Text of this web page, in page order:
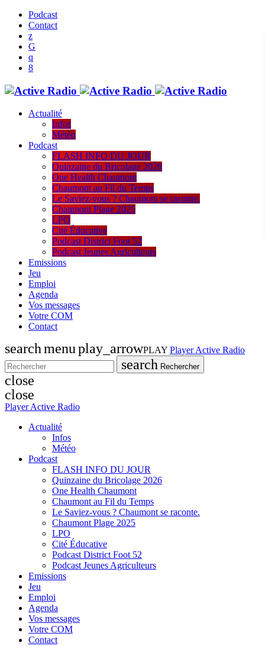
Podcast
Contact
Actualité
Infos
Météo
Podcast
FLASH INFO DU JOUR
Quinzaine du Bricolage 2026
One Health Chaumont
Chaumont au Fil du Temps
Le Saviez-vous ? Chaumont se raconte.
Chaumont Plage 2025
LPO
Cité Éducative
Podcast District Foot 52
Podcast Jeunes Agriculteurs
Emissions
Jeu
Emploi
Agenda
Vos messages
Votre COM
Contact
searchmenuplay_arrowPLAY Player Active Radio
search Rechercher
close
close
Player Active Radio
Actualité
Infos
Météo
Podcast
FLASH INFO DU JOUR
Quinzaine du Bricolage 2026
One Health Chaumont
Chaumont au Fil du Temps
Le Saviez-vous ? Chaumont se raconte.
Chaumont Plage 2025
LPO
Cité Éducative
Podcast District Foot 52
Podcast Jeunes Agriculteurs
Emissions
Jeu
Emploi
Agenda
Vos messages
Votre COM
Contact